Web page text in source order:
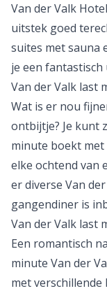
Van der Valk
uitstek goed
suites met sauna
je een
Van der Valk last
Wat is er nou
ontbijtje? Je kunt
minute boekt
elke ochtend van
er diverse Van
gangendiner is
Van der Valk last
Een romantisch
minute Van der
met